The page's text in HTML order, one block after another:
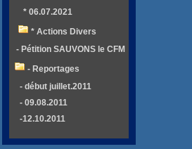
* 06.07.2021
* Actions Divers
- Pétition SAUVONS le CFM
- Reportages
- début juillet.2011
- 09.08.2011
-12.10.2011